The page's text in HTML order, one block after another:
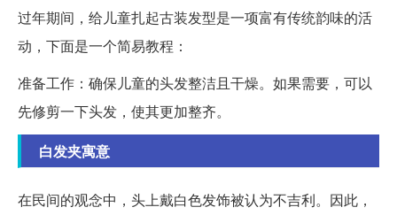
过年期间，给儿童扎起古装发型是一项富有传统韵味的活
动，下面是一个简易教程：
准备工作：确保儿童的头发整洁且干燥。如果需要，可以
先修剪一下头发，使其更加整齐。
白发夹寓意
在民间的观念中，头上戴白色发饰被认为不吉利。因此，